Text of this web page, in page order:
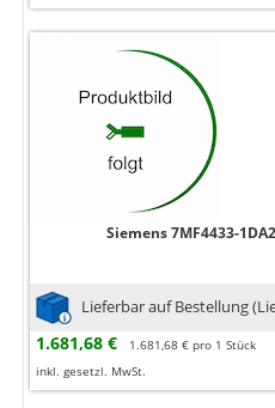
Siemens 7MF4433-
Lieferbar auf Bestellung
1.681,68 €
1.681,68 € pro 1 Stück
inkl. gesetzl. MwSt.